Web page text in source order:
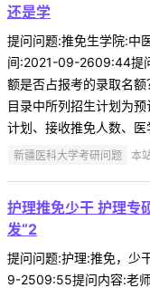
还是学
提问问题:推免生学院:中
间:2021-09-2609:44提
额是否占报考的录取名
目录中所列招生计划为
计划、接收推免人数、医
新疆医科大学考研问题 本
护理推免少干 护理专
发“2
提问问题:护理:推免，少
9-2509:55提问内容:老